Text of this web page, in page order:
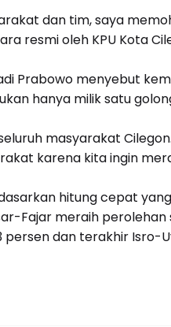
dan tim, saya
resmi oleh KPU Kota
Prabowo menyebut
hanya milik satu
masyarakat
karena kita ingin
hitung cepat
Fajar meraih perolehan
persen dan terakhir Isro-